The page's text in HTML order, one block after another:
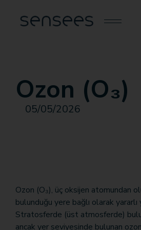
Ozon (O₃)
05/05/2026
Ozon (O₃), üç oksijen atomundan
bulunduğu yere bağlı olarak yararlı
Stratosferde (üst atmosferde)
ancak yer seviyesinde bulunan